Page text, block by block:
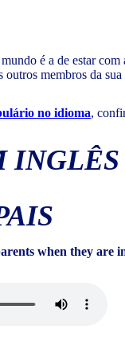
é a de estar
outros membros da
no idioma,
when they are